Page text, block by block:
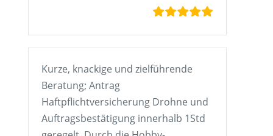
Kurze, knackige und zielführende
Beratung; Antrag
Haftpflichtversicherung Drohne und
Auftragsbestätigung innerhalb 1Std